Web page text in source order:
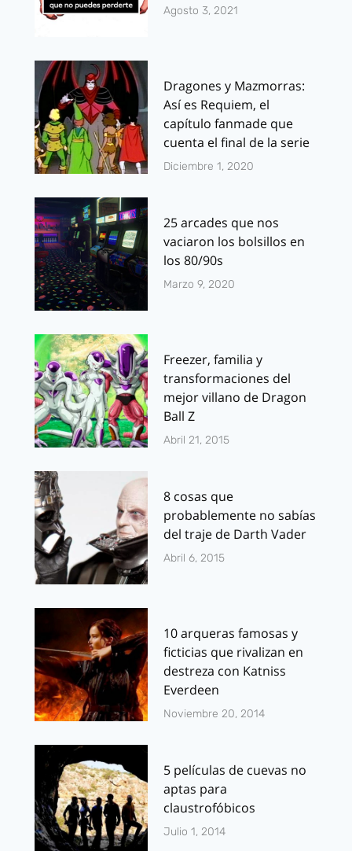
Agosto 3, 2021
Dragones y Mazmorras:
Así es Requiem, el
capítulo fanmade que
cuenta el final de la serie
Diciembre 1, 2020
25 arcades que nos
vaciaron los bolsillos en
los 80/90s
Marzo 9, 2020
Freezer, familia y
transformaciones del
mejor villano de Dragon
Ball Z
Abril 21, 2015
8 cosas que
probablemente no sabías
del traje de Darth Vader
Abril 6, 2015
10 arqueras famosas y
ficticias que rivalizan en
destreza con Katniss
Everdeen
Noviembre 20, 2014
5 películas de cuevas no
aptas para
claustrofóbicos
Julio 1, 2014